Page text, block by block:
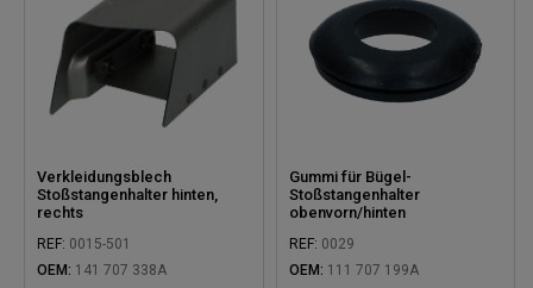
Verkleidungsblech
Stoßstangenhalter hinten,
rechts
REF: 0015-501
OEM: 141 707 338A
Gummi für Bügel-
Stoßstangenhalter
obenvorn/hinten
REF: 0029
OEM: 111 707 199A